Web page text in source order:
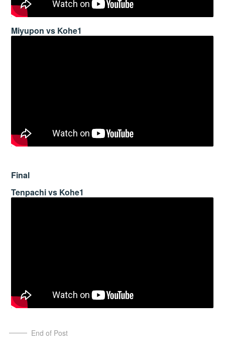
Miyupon vs Kohe1
Final
Tenpachi vs Kohe1
End of Post